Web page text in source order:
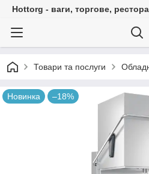
Hottorg - ваги, торгове,
Товари та послуги
Новинка –18%